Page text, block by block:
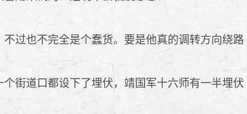
过也不完全是个蠢货。要是他真的调转方向绕路
街道口都设下了埋伏，靖国军十六师有一半埋伏